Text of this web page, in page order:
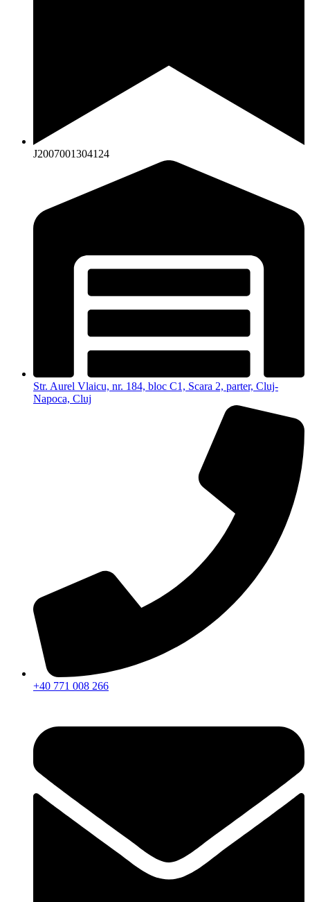
J2007001304124
Str. Aurel Vlaicu, nr. 184, bloc C1, Scara 2, parter, Cluj-
Napoca, Cluj
+40 771 008 266